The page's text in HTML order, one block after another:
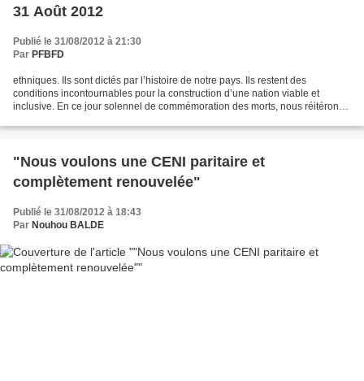
31 Août 2012
Publié le 31/08/2012 à 21:30
Par PFBFD
ethniques. Ils sont dictés par l’histoire de notre pays. Ils restent des
conditions incontournables pour la construction d’une nation viable et
inclusive. En ce jour solennel de commémoration des morts, nous réitérons
"Nous voulons une CENI paritaire et
complètement renouvelée"
Publié le 31/08/2012 à 18:43
Par Nouhou BALDE